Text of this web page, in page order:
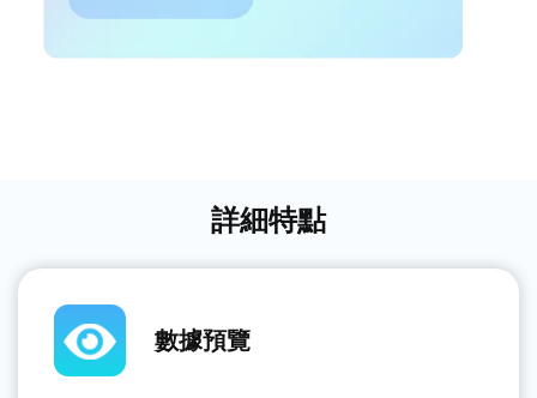
詳細特點
數據預覽